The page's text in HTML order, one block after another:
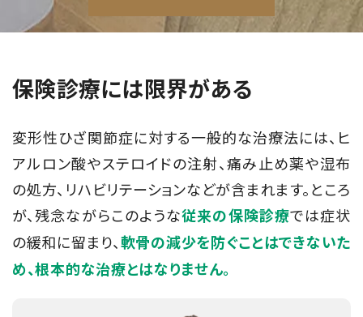
保険診療には限界がある
変形性ひざ関節症に対する一般的な治療法には、ヒ
アルロン酸やステロイドの注射、痛み止め薬や湿布
の処方、リハビリテーションなどが含まれます。ところ
が、残念ながらこのような従来の保険診療では症状
の緩和に留まり、軟骨の減少を防ぐことはできないた
め、根本的な治療とはなりません。